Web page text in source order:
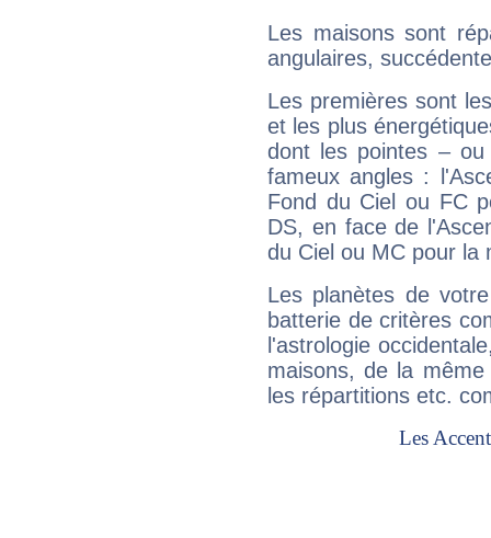
Les maisons sont
angulaires,
Les premières sont
et les plus
dont les pointes –
fameux angles :
Fond du Ciel ou FC
DS, en face de
du Ciel ou MC pour la
Les planètes de
batterie de critères
l'astrologie
maisons, de la
les répartitions etc.